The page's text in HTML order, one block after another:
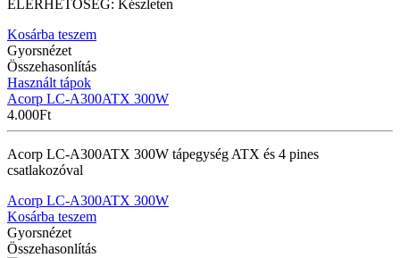
ELÉRHETŐSÉG: Készleten
Kosárba teszem
Gyorsnézet
Összehasonlítás
Használt tápok
Acorp LC-A300ATX 300W
4.000Ft
Acorp LC-A300ATX 300W tápegység ATX és 4 pines
csatlakozóval
Acorp LC-A300ATX 300W
Kosárba teszem
Gyorsnézet
Összehasonlítás